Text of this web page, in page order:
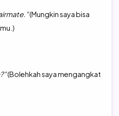
(Mungkin saya bisa
(Bolehkah saya mengangkat